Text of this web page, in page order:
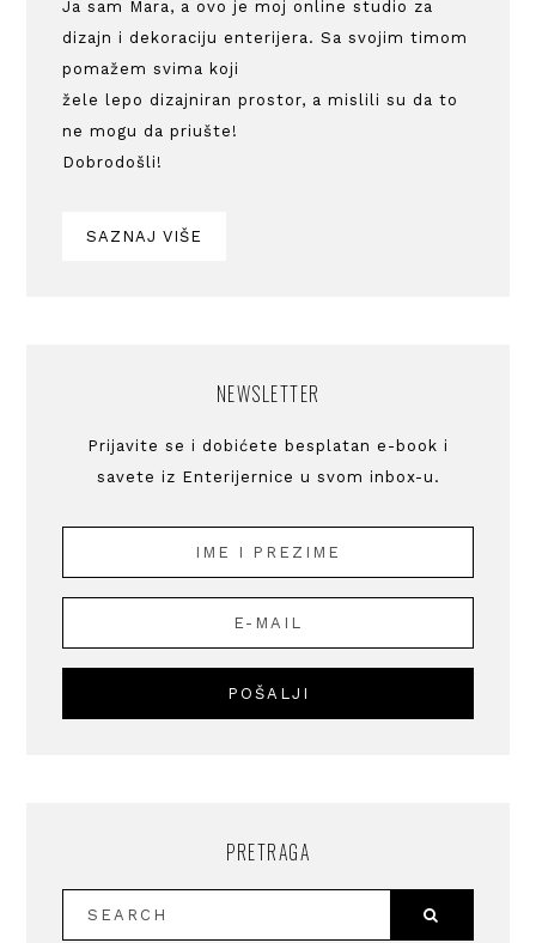
Ja sam Mara, a ovo je moj online studio za
dizajn i dekoraciju enterijera. Sa svojim timom
pomažem svima koji
žele lepo dizajniran prostor, a mislili su da to
ne mogu da priušte!
Dobrodošli!
SAZNAJ VIŠE
NEWSLETTER
Prijavite se i dobićete besplatan e-book i
savete iz Enterijernice u svom inbox-u.
PRETRAGA